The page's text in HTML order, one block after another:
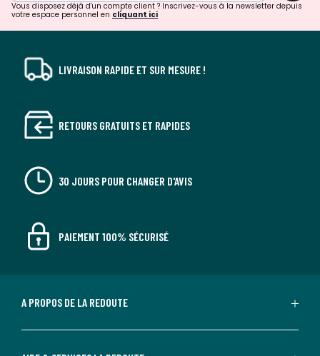
Vous disposez déjà d'un compte client ? Inscrivez-vous à la newsletter depuis
votre espace personnel en cliquant ici
LIVRAISON RAPIDE ET SUR MESURE !
RETOURS GRATUITS ET RAPIDES
30 JOURS POUR CHANGER D'AVIS
PAIEMENT 100% SÉCURISÉ
A PROPOS DE LA REDOUTE